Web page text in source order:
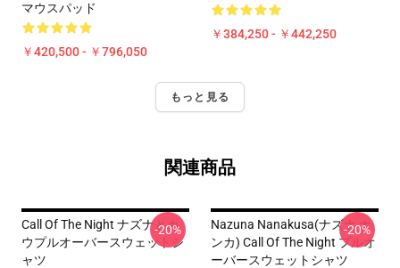
マウスパッド
￥420,500 - ￥796,050
￥384,250 - ￥442,250
もっと見る
関連商品
Call Of The Night ナズナとカ
ウプルオーバースウェットシ
ャツ
-20%
Nazuna Nanakusa(ナズナ ナ
ンカ) Call Of The Night プルオ
ーバースウェットシャツ
-20%